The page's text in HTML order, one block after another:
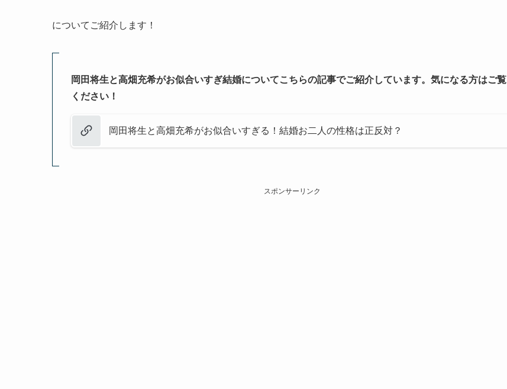
についてご紹介します！
岡田将生と高畑充希がお似合いすぎ結婚についてこちらの記事でご紹介しています。気になる方はご覧
ください！
岡田将生と高畑充希がお似合いすぎる！結婚お二人の性格は正反対？
スポンサーリンク